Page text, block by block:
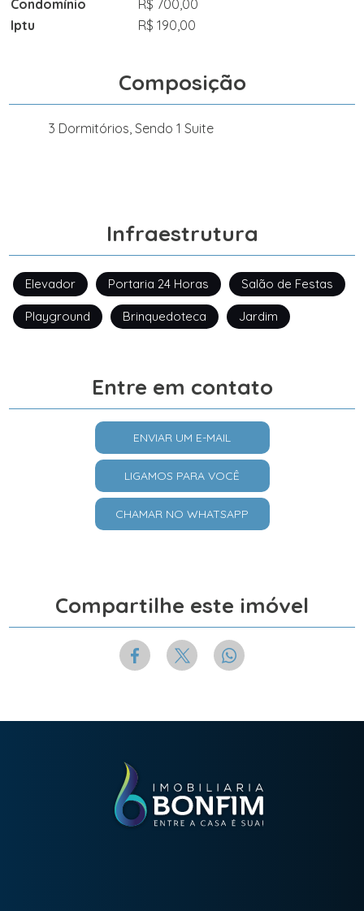
Condomínio
R$ 700,00
Iptu
R$ 190,00
Composição
3 Dormitórios, Sendo 1 Suite
Infraestrutura
Elevador Portaria 24 Horas Salão de Festas
Playground Brinquedoteca Jardim
Entre em contato
ENVIAR UM E-MAIL
LIGAMOS PARA VOCÊ
CHAMAR NO WHATSAPP
Compartilhe este imóvel